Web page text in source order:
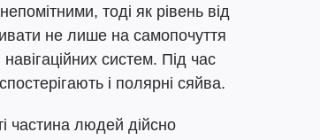
тоді як рівень від
не лише на самопочуття
систем. Під час
і полярні сяйва.
частина людей дійсно